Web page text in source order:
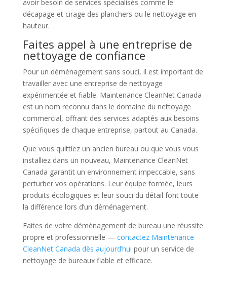
avoir besoin de services spécialisés comme le
décapage et cirage des planchers ou le nettoyage en
hauteur.
Faites appel à une entreprise de
nettoyage de confiance
Pour un déménagement sans souci, il est important de
travailler avec une entreprise de nettoyage
expérimentée et fiable. Maintenance CleanNet Canada
est un nom reconnu dans le domaine du nettoyage
commercial, offrant des services adaptés aux besoins
spécifiques de chaque entreprise, partout au Canada.
Que vous quittiez un ancien bureau ou que vous vous
installiez dans un nouveau, Maintenance CleanNet
Canada garantit un environnement impeccable, sans
perturber vos opérations. Leur équipe formée, leurs
produits écologiques et leur souci du détail font toute
la différence lors d’un déménagement.
Faites de votre déménagement de bureau une réussite
propre et professionnelle — contactez Maintenance
CleanNet Canada dès aujourd’hui pour un service de
nettoyage de bureaux fiable et efficace.